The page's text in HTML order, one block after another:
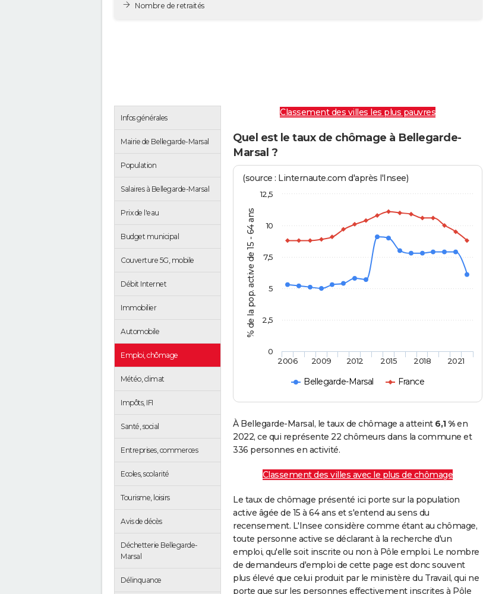
Nombre de retraités
Infos générales
Mairie de Bellegarde-Marsal
Population
Salaires à Bellegarde-Marsal
Prix de l'eau
Budget municipal
Couverture 5G, mobile
Débit Internet
Immobilier
Automobile
Emploi, chômage
Météo, climat
Impôts, IFI
Santé, social
Entreprises, commerces
Ecoles, scolarité
Tourisme, loisirs
Avis de décès
Déchetterie Bellegarde-
Marsal
Délinquance
Classement des villes les plus pauvres
Quel est le taux de chômage à Bellegarde-
Marsal ?
% de la pop. active de 15 - 64 ans
(source : Linternaute.com d'après l'Insee)
Bellegarde-Marsal France
2006 2009 2012 2015 2018 2021
0
2,5
5
7,5
10
12,5
À Bellegarde-Marsal, le taux de chômage a atteint 6,1 %en
2022, ce qui représente 22 chômeurs dans la commune et
336 personnes en activité.
Classement des villes avec le plus de chômage
Le taux de chômage présenté ici porte sur la population
active âgée de 15 à 64 ans et s'entend au sens du
recensement. L'Insee considère comme étant au chômage,
toute personne active se déclarant à la recherche d'un
emploi, qu'elle soit inscrite ou non à Pôle emploi. Le nombre
de demandeurs d'emploi de cette page est donc souvent
plus élevé que celui produit par le ministère du Travail, qui ne
porte que sur les personnes effectivement inscrites à Pôle